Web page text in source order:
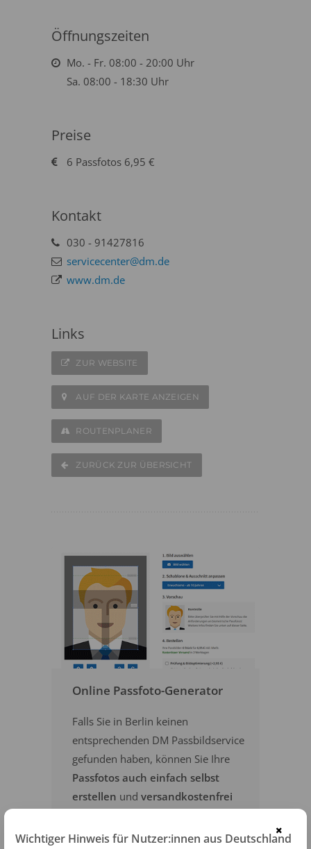
Öffnungszeiten
Mo. - Fr. 08:00 - 20:00 Uhr
Sa. 08:00 - 18:30 Uhr
Preise
6 Passfotos 6,95 €
Kontakt
030 - 91427816
servicecenter@dm.de
www.dm.de
Links
ZUR WEBSITE
AUF DER KARTE ANZEIGEN
ROUTENPLANER
ZURÜCK ZUR ÜBERSICHT
Online Passfoto-Generator
Falls Sie in Berlin keinen
entsprechenden DM Passbildservice
gefunden haben, können Sie Ihre
Passfotos auch einfach selbst
erstellen und versandkostenfrei
×
Wichtiger Hinweis für Nutzer:innen aus Deutschland